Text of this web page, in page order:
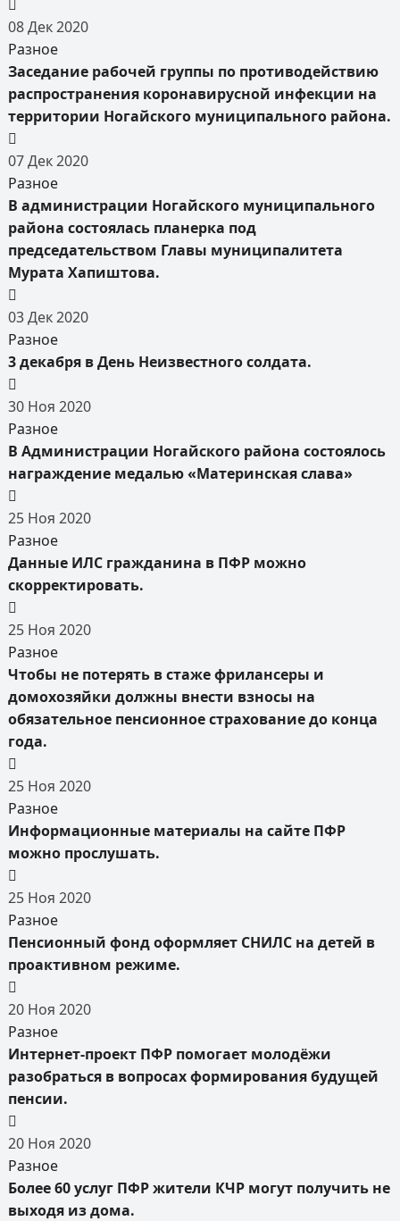
08Дек2020
Разное
Заседание рабочей группы по противодействию
распространения коронавирусной инфекции на
территории Ногайского муниципального района.
07Дек2020
Разное
В администрации Ногайского муниципального
района состоялась планерка под
председательством Главы муниципалитета
Мурата Хапиштова.
03Дек2020
Разное
3 декабря в День Неизвестного солдата.
30 Ноя 2020
Разное
В Администрации Ногайского района состоялось
награждение медалью «Материнская слава»
25 Ноя 2020
Разное
Данные ИЛС гражданина в ПФР можно
скорректировать.
25 Ноя 2020
Разное
Чтобы не потерять в стаже фрилансеры и
домохозяйки должны внести взносы на
обязательное пенсионное страхование до конца
года.
25 Ноя 2020
Разное
Информационные материалы на сайте ПФР
можно прослушать.
25 Ноя 2020
Разное
Пенсионный фонд оформляет СНИЛС на детей в
проактивном режиме.
20 Ноя 2020
Разное
Интернет-проект ПФР помогает молодёжи
разобраться в вопросах формирования будущей
пенсии.
20 Ноя 2020
Разное
Более 60 услуг ПФР жители КЧР могут получить не
выходя из дома.